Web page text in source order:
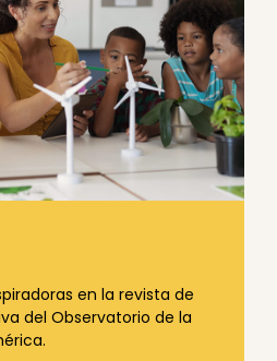
en la revista de
del Observatorio de la